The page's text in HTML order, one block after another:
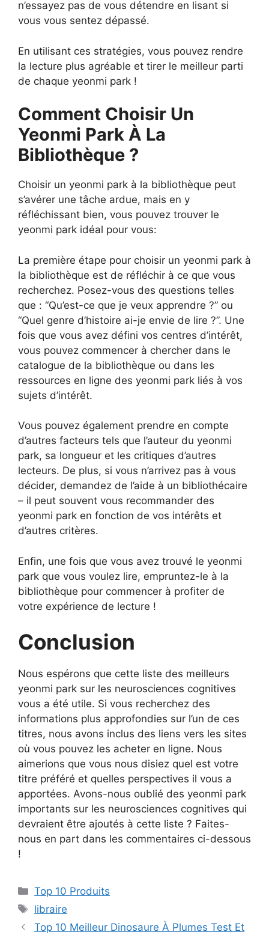
n’essayez pas de vous détendre en lisant si
vous vous sentez dépassé.
En utilisant ces stratégies, vous pouvez rendre
la lecture plus agréable et tirer le meilleur parti
de chaque yeonmi park !
Comment Choisir Un
Yeonmi Park À La
Bibliothèque ?
Choisir un yeonmi park à la bibliothèque peut
s’avérer une tâche ardue, mais en y
réfléchissant bien, vous pouvez trouver le
yeonmi park idéal pour vous:
La première étape pour choisir un yeonmi park à
la bibliothèque est de réfléchir à ce que vous
recherchez. Posez-vous des questions telles
que : “Qu’est-ce que je veux apprendre ?” ou
“Quel genre d’histoire ai-je envie de lire ?”. Une
fois que vous avez défini vos centres d’intérêt,
vous pouvez commencer à chercher dans le
catalogue de la bibliothèque ou dans les
ressources en ligne des yeonmi park liés à vos
sujets d’intérêt.
Vous pouvez également prendre en compte
d’autres facteurs tels que l’auteur du yeonmi
park, sa longueur et les critiques d’autres
lecteurs. De plus, si vous n’arrivez pas à vous
décider, demandez de l’aide à un bibliothécaire
– il peut souvent vous recommander des
yeonmi park en fonction de vos intérêts et
d’autres critères.
Enfin, une fois que vous avez trouvé le yeonmi
park que vous voulez lire, empruntez-le à la
bibliothèque pour commencer à profiter de
votre expérience de lecture !
Conclusion
Nous espérons que cette liste des meilleurs
yeonmi park sur les neurosciences cognitives
vous a été utile. Si vous recherchez des
informations plus approfondies sur l’un de ces
titres, nous avons inclus des liens vers les sites
où vous pouvez les acheter en ligne. Nous
aimerions que vous nous disiez quel est votre
titre préféré et quelles perspectives il vous a
apportées. Avons-nous oublié des yeonmi park
importants sur les neurosciences cognitives qui
devraient être ajoutés à cette liste ? Faites-
nous en part dans les commentaires ci-dessous
!
Top 10 Produits
libraire
Top 10 Meilleur Dinosaure À Plumes Test Et